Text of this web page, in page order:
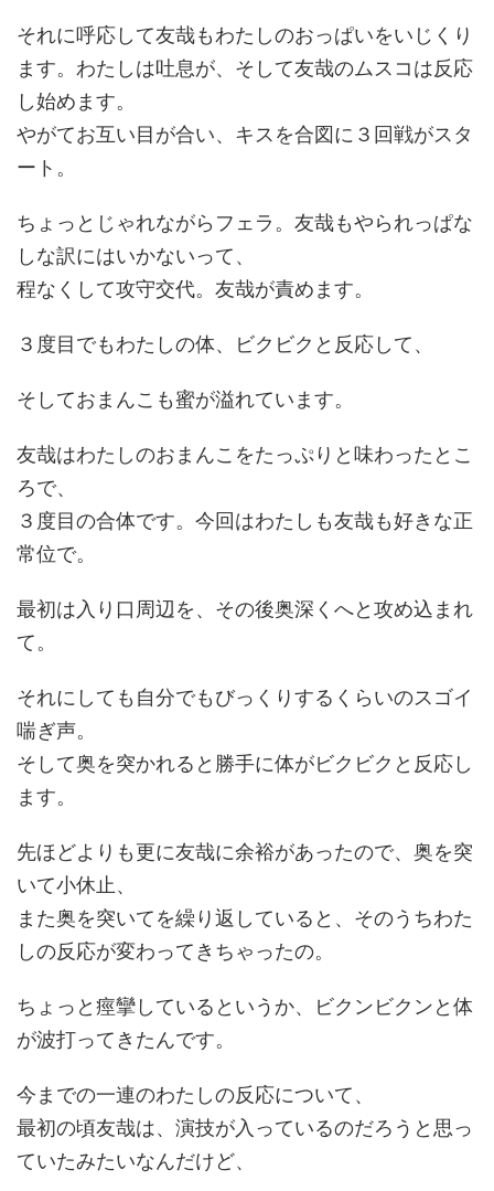
それに呼応して友哉もわたしのおっぱいをいじくり
ます。わたしは吐息が、そして友哉のムスコは反応
し始めます。
やがてお互い目が合い、キスを合図に３回戦がスタ
ート。
ちょっとじゃれながらフェラ。友哉もやられっぱな
しな訳にはいかないって、
程なくして攻守交代。友哉が責めます。
３度目でもわたしの体、ビクビクと反応して、
そしておまんこも蜜が溢れています。
友哉はわたしのおまんこをたっぷりと味わったとこ
ろで、
３度目の合体です。今回はわたしも友哉も好きな正
常位で。
最初は入り口周辺を、その後奥深くへと攻め込まれ
て。
それにしても自分でもびっくりするくらいのスゴイ
喘ぎ声。
そして奥を突かれると勝手に体がビクビクと反応し
ます。
先ほどよりも更に友哉に余裕があったので、奥を突
いて小休止、
また奥を突いてを繰り返していると、そのうちわた
しの反応が変わってきちゃったの。
ちょっと痙攣しているというか、ビクンビクンと体
が波打ってきたんです。
今までの一連のわたしの反応について、
最初の頃友哉は、演技が入っているのだろうと思っ
ていたみたいなんだけど、